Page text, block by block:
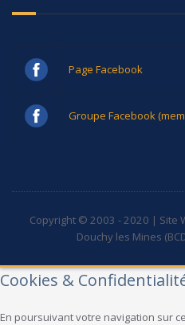
Page Facebook
Groupe Facebook
Copyright © 2003 - 2020 | Site
Douchy les Mines
Cookies &
En poursuivant votre navigation sur